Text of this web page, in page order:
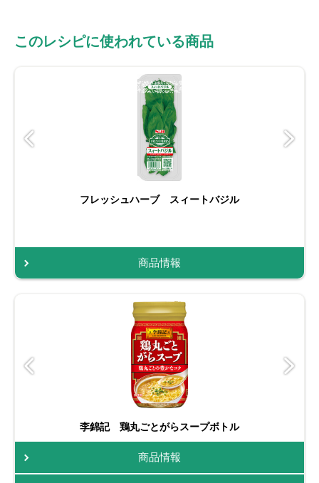
このレシピに使われている商品
フレッシュハーブ スィートバジル
商品情報
李錦記 鶏丸ごとがらスープボトル
商品情報